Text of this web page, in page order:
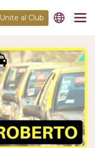
Unite al Club